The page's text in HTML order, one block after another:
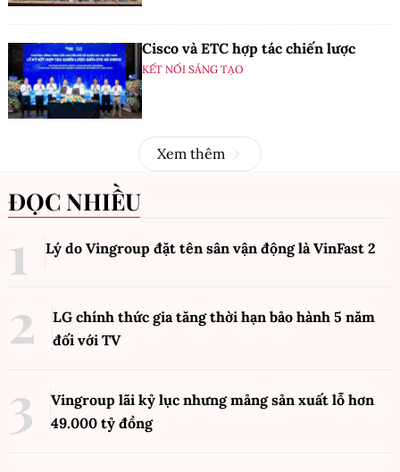
Cisco và ETC hợp tác chiến lược
KẾT NỐI SÁNG TẠO
Xem thêm
ĐỌC NHIỀU
Lý do Vingroup đặt tên sân vận động là VinFast 2
LG chính thức gia tăng thời hạn bảo hành 5 năm
đối với TV
Vingroup lãi kỷ lục nhưng mảng sản xuất lỗ hơn
49.000 tỷ đồng